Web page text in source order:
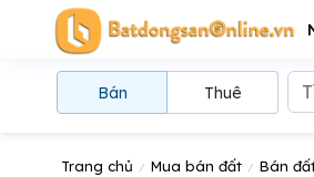
Trang chủ Mua bán đất Bán
Bán Thuê